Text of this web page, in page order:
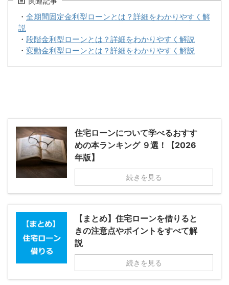
・ 全期間固定金利型ローンとは？詳細をわかりやすく解
説
・ 段階金利型ローンとは？詳細をわかりやすく解説
・ 変動金利型ローンとは？詳細をわかりやすく解説
住宅ローンについて学べるおすす
めの本ランキング ９選！【2026
年版】
続きを見る
【まとめ】住宅ローンを借りると
きの注意点やポイントをすべて解
説
続きを見る